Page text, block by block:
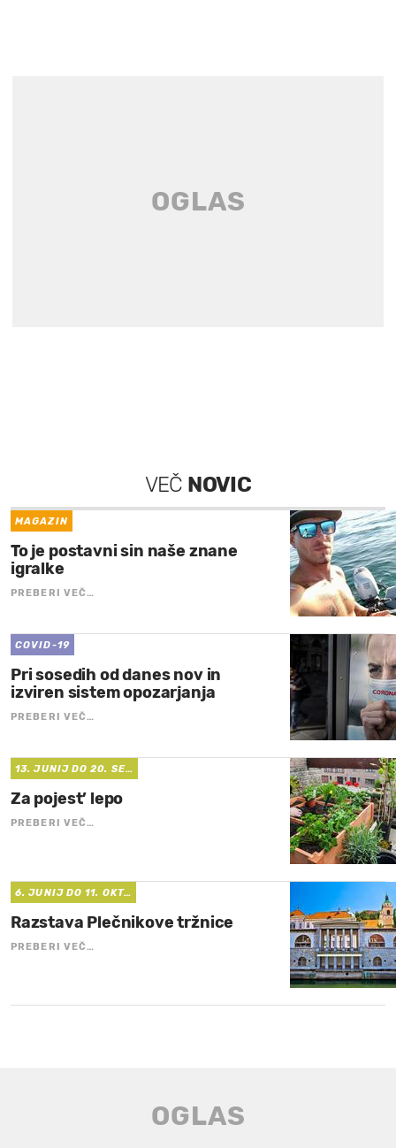
VEČ NOVIC
MAGAZIN
To je postavni sin naše znane
igralke
PREBERI VEČ…
COVID-19
Pri sosedih od danes nov in
izviren sistem opozarjanja
PREBERI VEČ…
13. JUNIJ DO 20. SE…
Za pojest’ lepo
PREBERI VEČ…
6. JUNIJ DO 11. OKT…
Razstava Plečnikove tržnice
PREBERI VEČ…